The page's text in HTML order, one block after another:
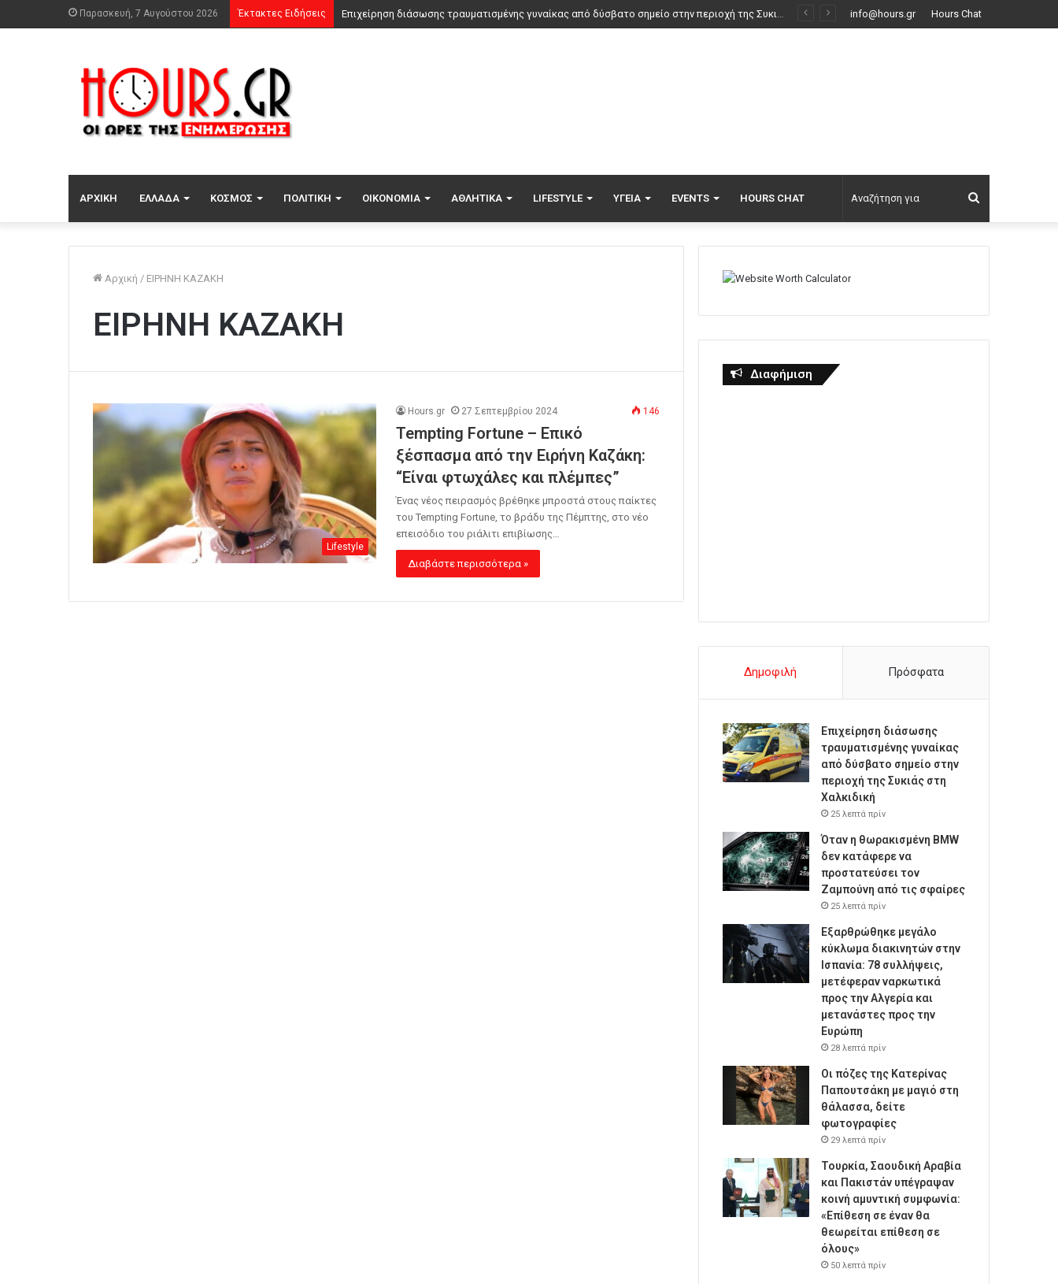
Παρασκευή, 7 Αυγούστου 2026 Έκτακτες Ειδήσεις Όταν η θωρακισμένη BMW δεν κατάφερε να προστατεύσει τον Ζαμπούνη από τις σφαίρες info@hours.gr Hours Chat
ΑΡΧΙΚΉ ΕΛΛΆΔΑ ΚΌΣΜΟΣ ΠΟΛΙΤΙΚΉ ΟΙΚΟΝΟΜΊΑ ΑΘΛΗΤΙΚΆ LIFESTYLE ΥΓΕΊΑ EVENTS HOURS CHAT
για
Αρχική / ΕΙΡΗΝΗ ΚΑΖΑΚΗ
ΕΙΡΗΝΗ ΚΑΖΑΚΗ
Lifestyle
Hours.gr 27 Σεπτεμβρίου 2024 146
Tempting Fortune – Επικό
ξέσπασμα από την Ειρήνη Καζάκη:
“Είναι φτωχάλες και πλέμπες”
Ένας νέος πειρασμός βρέθηκε μπροστά στους παίκτες
του Tempting Fortune, το βράδυ της Πέμπτης, στο νέο
επεισόδιο του ριάλιτι επιβίωσης…
Διαβάστε περισσότερα »
Διαφήμιση
Δημοφιλή Πρόσφατα
Επιχείρηση διάσωσης
τραυματισμένης γυναίκας
από δύσβατο σημείο στην
περιοχή της Συκιάς στη
Χαλκιδική
25 λεπτά πρίν
Όταν η θωρακισμένη BMW
δεν κατάφερε να
προστατεύσει τον
Ζαμπούνη από τις σφαίρες
25 λεπτά πρίν
Εξαρθρώθηκε μεγάλο
κύκλωμα διακινητών στην
Ισπανία: 78 συλλήψεις,
μετέφεραν ναρκωτικά
προς την Αλγερία και
μετανάστες προς την
Ευρώπη
28 λεπτά πρίν
Οι πόζες της Κατερίνας
Παπουτσάκη με μαγιό στη
θάλασσα, δείτε
φωτογραφίες
29 λεπτά πρίν
Τουρκία, Σαουδική Αραβία
και Πακιστάν υπέγραψαν
κοινή αμυντική συμφωνία:
«Επίθεση σε έναν θα
θεωρείται επίθεση σε
όλους»
50 λεπτά πρίν